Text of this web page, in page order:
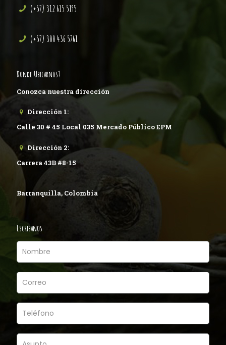
(+57) 312 615 5195
(+57) 300 436 5761
Donde Ubicarnos?
Conozca nuestra dirección
Dirección 1:
Calle 30 # 45 Local 035 Mercado Público EPM
Dirección 2:
Carrera 43B #8-15
Barranquilla, Colombia
Escribanos